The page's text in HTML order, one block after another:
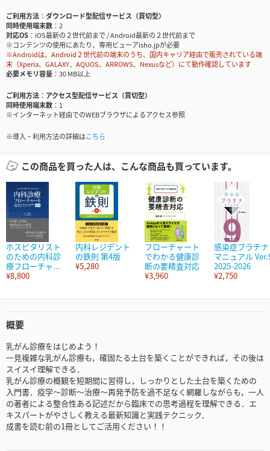
ご利用方法
ダウンロード型配信サービス（買切型）
同時使用端末数
2
対応OS
iOS最新の２世代前まで / Android最新の２世代前まで
※コンテンツの使用にあたり、専用ビューアisho.jpが必要
※Androidは、Android２世代前の端末のうち、国内キャリア経由で販売されている端
末（Xperia、GALAXY、AQUOS、ARROWS、Nexusなど）にて動作確認しています
必要メモリ容量
30 MB以上
ご利用方法
アクセス型配信サービス（買切型）
同時使用端末数
1
※インターネット経由でのWEBブラウザによるアクセス参照
※導入・利用方法の詳細はこちら
この商品を買った人は、こんな商品も買っています。
ホスピタリスト
のための内科診
療フローチャ...
¥8,800
内科レジデント
の鉄則 第4版
¥5,280
フローチャート
でわかる健康診
断の要精査対応
¥3,960
感染症プラチナ
マニュアル
2025-2026
¥2,750
概要
乳がん診療をはじめよう！
一見複雑な乳がん診療も，確固たる土台を築くことができれば，その後は
スイスイ理解できる．
乳がん診療の概観を短期間に習得し，しっかりとした土台を築くための
入門書．疫学～診断～治療～再発予防を過不足なく網羅しながらも，一人
の著者による整合性ある記述だから臨床での思考過程を理解できる．エ
キスパートがやさしく教える最新知識と実践テクニック．
成書を読む前の1冊としてご活用ください！！